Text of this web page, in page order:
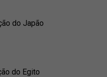
do Japão
do Egito